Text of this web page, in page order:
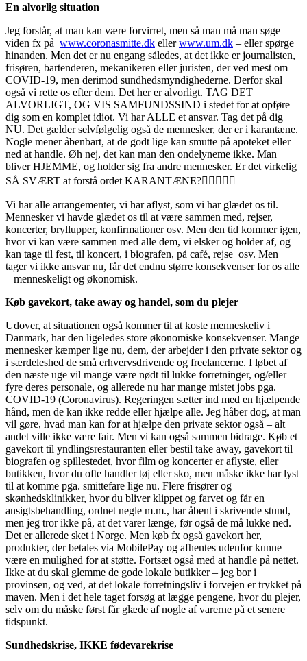
En alvorlig situation
Jeg forstår, at man kan være forvirret, men så man må man søge
viden fx på www.coronasmitte.dk ellerwww.um.dk – eller spørge
hinanden. Men det er nu engang således, at det ikke er journalisten,
frisøren, bartenderen, mekanikeren eller juristen, der ved mest om
COVID-19, men derimod sundhedsmyndighederne. Derfor skal
også vi rette os efter dem. Det her er alvorligt. TAG DET
ALVORLIGT, OG VIS SAMFUNDSSIND i stedet for at opføre
dig som en komplet idiot. Vi har ALLE et ansvar. Tag det på dig
NU. Det gælder selvfølgelig også de mennesker, der er i karantæne.
Nogle mener åbenbart, at de godt lige kan smutte på apoteket eller
ned at handle. Øh nej, det kan man den ondelyneme ikke. Man
bliver HJEMME, og holder sig fra andre mennesker. Er det virkelig
SÅ SVÆRT at forstå ordet KARANTÆNE?🤷🏼‍♀️🤦‍♀️
Vi har alle arrangementer, vi har aflyst, som vi har glædet os til.
Mennesker vi havde glædet os til at være sammen med, rejser,
koncerter, bryllupper, konfirmationer osv. Men den tid kommer igen,
hvor vi kan være sammen med alle dem, vi elsker og holder af, og
kan tage til fest, til koncert, i biografen, på café, rejse osv. Men
tager vi ikke ansvar nu, får det endnu større konsekvenser for os alle
– menneskeligt og økonomisk.
Køb gavekort, take away og handel, som du plejer
Udover, at situationen også kommer til at koste menneskeliv i
Danmark, har den ligeledes store økonomiske konsekvenser. Mange
mennesker kæmper lige nu, dem, der arbejder i den private sektor og
i særdeleshed de små erhvervsdrivende og freelancerne. I løbet af
den næste uge vil mange være nødt til lukke forretninger, og/eller
fyre deres personale, og allerede nu har mange mistet jobs pga.
COVID-19 (Coronavirus). Regeringen sætter ind med en hjælpende
hånd, men de kan ikke redde eller hjælpe alle. Jeg håber dog, at man
vil gøre, hvad man kan for at hjælpe den private sektor også – alt
andet ville ikke være fair. Men vi kan også sammen bidrage. Køb et
gavekort til yndlingsrestauranten eller bestil take away, gavekort til
biografen og spillestedet, hvor film og koncerter er aflyste, eller
butikken, hvor du ofte handler tøj eller sko, men måske ikke har lyst
til at komme pga. smittefare lige nu. Flere frisører og
skønhedsklinikker, hvor du bliver klippet og farvet og får en
ansigtsbehandling, ordnet negle m.m., har åbent i skrivende stund,
men jeg tror ikke på, at det varer længe, før også de må lukke ned.
Det er allerede sket i Norge. Men køb fx også gavekort her,
produkter, der betales via MobilePay og afhentes udenfor kunne
være en mulighed for at støtte. Fortsæt også med at handle på nettet.
Ikke at du skal glemme de gode lokale butikker – jeg bor i
provinsen, og ved, at det lokale forretningsliv i forvejen er trykket på
maven. Men i det hele taget forsøg at lægge pengene, hvor du plejer,
selv om du måske først får glæde af nogle af varerne på et senere
tidspunkt.
Sundhedskrise, IKKE fødevarekrise